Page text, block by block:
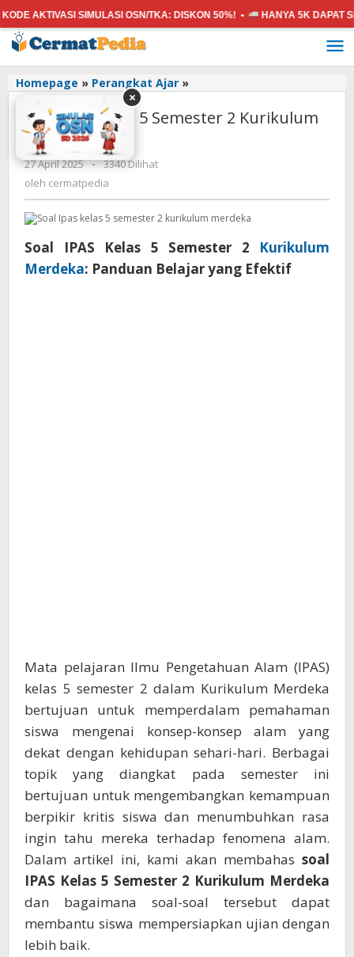
Lewati
ke
konten
SIMULASI OSN/TKA:DISKON 50%! • HANYA 5KDAPAT SEMUA
Homepage » Perangkat Ajar »Soal
Kelas
Merdeka
Soal IPAS Kelas 5 Semester 2 Kurikulum
Merdeka
27 April 2025 oleh
cermatpedia
- 3340 Dilihat
oleh cermatpedia
Soal IPAS Kelas 5 Semester 2 Kurikulum
Merdeka: Panduan Belajar yang Efektif
Mata pelajaran Ilmu Pengetahuan Alam (IPAS)
kelas 5 semester 2 dalam Kurikulum Merdeka
bertujuan untuk memperdalam pemahaman
siswa mengenai konsep-konsep alam yang
dekat dengan kehidupan sehari-hari. Berbagai
topik yang diangkat pada semester ini
bertujuan untuk mengembangkan kemampuan
berpikir kritis siswa dan menumbuhkan rasa
ingin tahu mereka terhadap fenomena alam.
Dalam artikel ini, kami akan membahas soal
IPAS Kelas 5 Semester 2 Kurikulum Merdeka
dan bagaimana soal-soal tersebut dapat
membantu siswa mempersiapkan ujian dengan
lebih baik.
×